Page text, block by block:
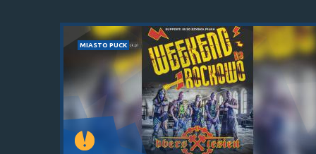
MIASTO PUCK